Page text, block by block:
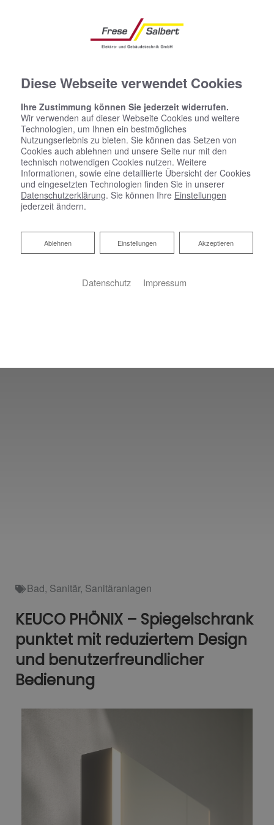
Bad, Sanitär, Sanitäranlagen
KEUCO PHÖNIX – Spiegelschrank
punktet mit reduziertem Design
und benutzerfreundlicher
Bedienung
Diese Webseite verwendet Cookies
Ihre Zustimmung können Sie jederzeit widerrufen.
Wir verwenden auf dieser Webseite Cookies und weitere
Technologien, um Ihnen ein bestmögliches
Nutzungserlebnis zu bieten. Sie können das Setzen von
Cookies auch ablehnen und unsere Seite nur mit den
technisch notwendigen Cookies nutzen. Weitere
Informationen, sowie eine detaillierte Übersicht der Cookies
und eingesetzten Technologien finden Sie in unserer
Datenschutzerklärung. Sie können Ihre Einstellungen
jederzeit ändern.
Akzeptieren
Einstellungen
Ablehnen
Ablehnen
Datenschutz Impressum